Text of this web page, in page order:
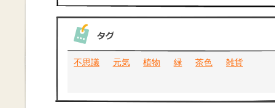
不思議 元気 植物 緑 茶色 雑貨